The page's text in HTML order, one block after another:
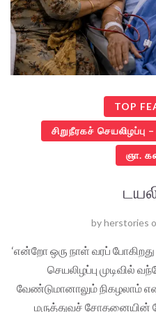
TOP
சிறுநீரகச் செயலிழப்பு
ஞா.
byherstories
‘என்றோ ஒரு நாள் வரப்
செயலிழப்பு முடிவில்
வேண்டுமானாலும் நிகழலாம்
மருத்துவச் சோதனையின்